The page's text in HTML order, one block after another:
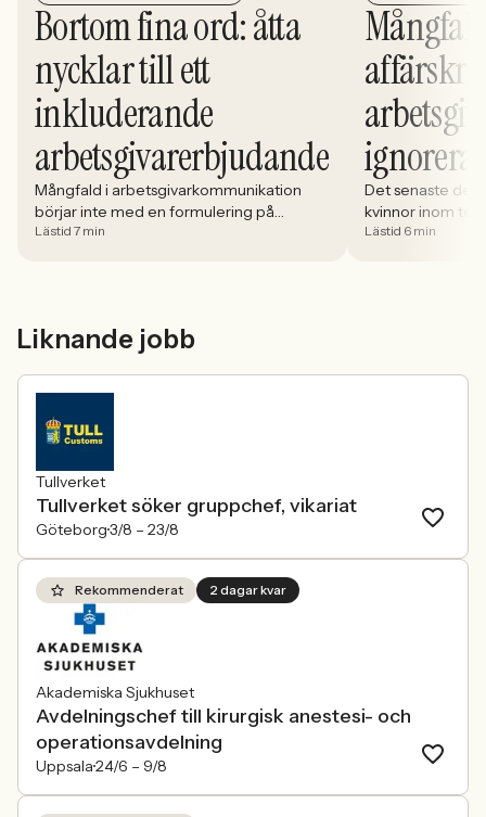
Bortom fina ord: åtta
nycklar till ett
inkluderande
arbetsgivarerbjudande
Mångfald i arbetsgivarkommunikation
börjar inte med en formulering på
karriärsidan. Den börjar i hur rekryteringen
konkurrensen om rätt kompetens
praktiken.
Lästid 7 min
ignorera
Det senaste
kvinnor inom
stadigt på 30%.
Lästid 6 min
Liknande jobb
Tullverket
Tullverket söker gruppchef, vikariat
Göteborg3/8 – 23/8
Rekommenderat 2 dagar kvar
Akademiska Sjukhuset
Avdelningschef till kirurgisk anestesi- och
operationsavdelning
Uppsala24/6 – 9/8